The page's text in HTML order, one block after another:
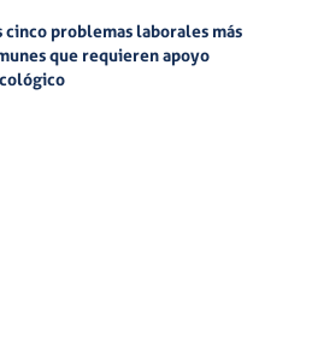
cinco problemas laborales más
que requieren apoyo